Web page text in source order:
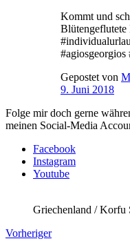
Kommt und
Gepostet von
9. Juni 2018
Folge mir doch gerne
meinen Social-Media
Facebook
Instagram
Youtube
Griechenland / Korfu
Vorheriger